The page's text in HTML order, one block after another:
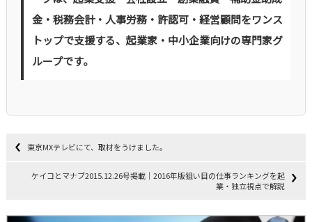
金・税務会計・人事労務・許認可・経営顧問をワンス
トップで支援する、起業家・中小企業向けの専門家グ
ループです。
東京MXテレビにて、取材をうけました。
ケイコとマナブ2015.12.26号掲載｜2016年版狙い目の仕事ランキングを起
業・独立視点で解説